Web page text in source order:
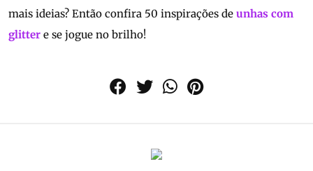
mais ideias? Então confira 50 inspirações de unhas com
glitter e se jogue no brilho!